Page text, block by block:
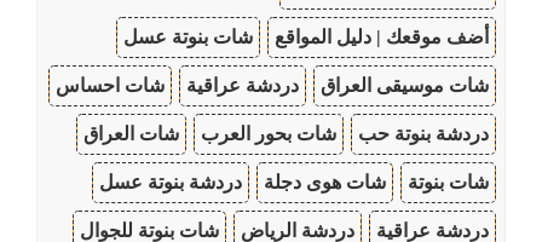
أضف موقعك | دليل المواقع شات بنوتة عسل
شات موسيقى العراق دردشة عراقية شات احساس
دردشة بنوتة حب شات بحور العرب شات العراق
شات بنوتة شات هوى دجلة دردشة بنوتة عسل
دردشة عراقية دردشة الرياض شات بنوتة للجوال